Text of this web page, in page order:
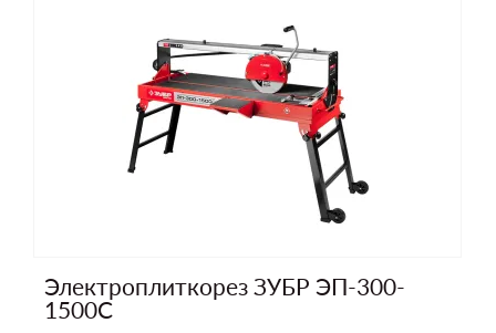
Электроплиткорез ЗУБР ЭП-300-
1500C